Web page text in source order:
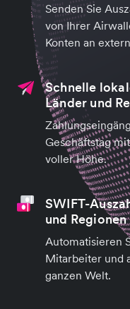
Senden Sie
von Ihrer
Konten an
Schnelle
Länder und
Geschäftstag
voller Höhe.
SWIFT-
und Regionen
Automatisieren
Mitarbeiter und
ganzen Welt.